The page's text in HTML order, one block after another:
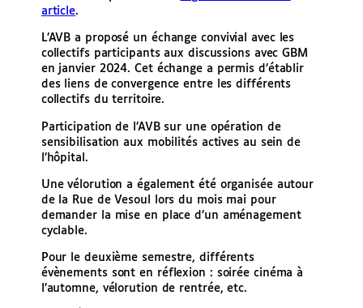
article.
L’AVB a proposé un échange convivial avec les
collectifs participants aux discussions avec GBM
en janvier 2024. Cet échange a permis d’établir
des liens de convergence entre les différents
collectifs du territoire.
Participation de l’AVB sur une opération de
sensibilisation aux mobilités actives au sein de
l’hôpital.
Une vélorution a également été organisée autour
de la Rue de Vesoul lors du mois mai pour
demander la mise en place d’un aménagement
cyclable.
Pour le deuxième semestre, différents
évènements sont en réflexion : soirée cinéma à
l’automne, vélorution de rentrée, etc.